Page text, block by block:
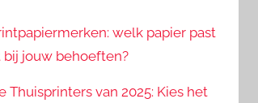
welk papier past
bij jouw behoeften?
Thuisprinters van 2025: Kies het